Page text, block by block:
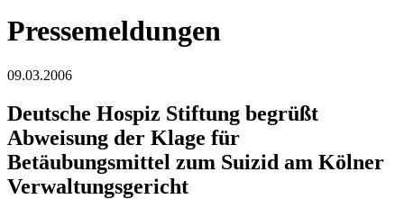
Pressemeldungen
09.03.2006
Deutsche Hospiz Stiftung begrüßt
Abweisung der Klage für
Betäubungsmittel zum Suizid am Kölner
Verwaltungsgericht